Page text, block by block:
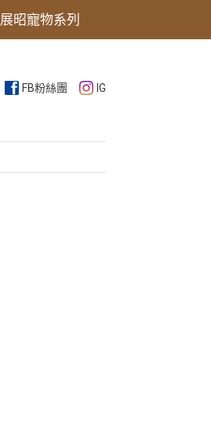
展昭寵物系列
FB粉絲團 IG